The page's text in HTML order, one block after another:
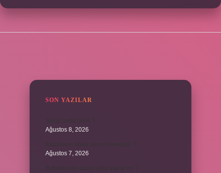
SON YAZILAR
Ağustos 8, 2026
Ağustos 7, 2026